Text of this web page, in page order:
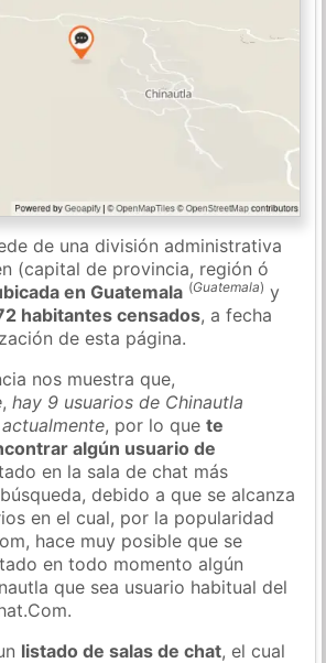
de una división administrativa
(capital de provincia, región ó
en Guatemala (Guatemala) y
habitantes censados, a fecha
de esta página.
nos muestra que,
,hay 9 usuarios de Chinautla
, por lo quete
algún usuario de
en la sala de chat más
debido a que se alcanza
en el cual, por la popularidad
hace muy posible que se
en todo momento algún
que sea usuario habitual del
listado de salas de chat, el cual